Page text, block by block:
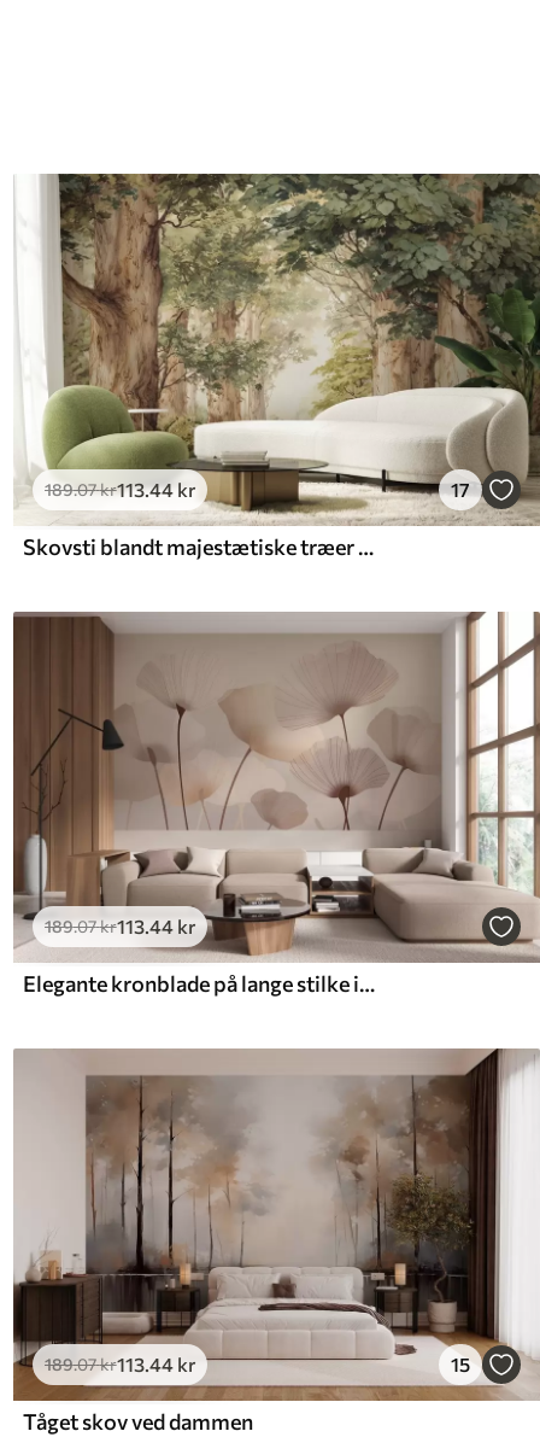
189.07kr113.44 kr 17
Skovsti blandt majestætiske træer i akvarelstil
189.07kr113.44 kr
Elegante kronblade på lange stilke i pastelfarver
189.07kr113.44 kr 15
Tåget skov ved dammen